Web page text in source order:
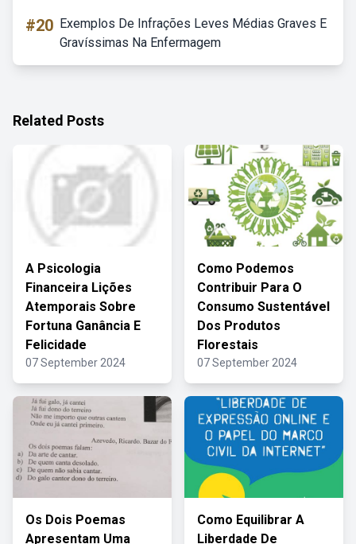
#20 Exemplos De Infrações Leves Médias Graves E
Gravíssimas Na Enfermagem
Related Posts
A Psicologia
Financeira Lições
Atemporais Sobre
Fortuna Ganância E
Felicidade
07 September 2024
Como Podemos
Contribuir Para O
Consumo Sustentável
Dos Produtos
Florestais
07 September 2024
Os Dois Poemas
Apresentam Uma
Como Equilibrar A
Liberdade De